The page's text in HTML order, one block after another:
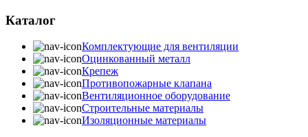
Каталог
Комплектующие для вентиляции
Оцинкованный металл
Крепеж
Противопожарные клапана
Вентиляционное оборудование
Строительные материалы
Изоляционные материалы